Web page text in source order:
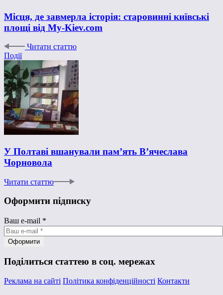
Місця, де завмерла історія: старовинні київські
площі від My-Kiev.com
Читати статтю
Події
У Полтаві вшанували пам’ять В’ячеслава
Чорновола
Читати статтю
Оформити підписку
Ваш e-mail *
Поділиться статтею в соц. мережах
Реклама на сайті Політика конфіденційності Контакти